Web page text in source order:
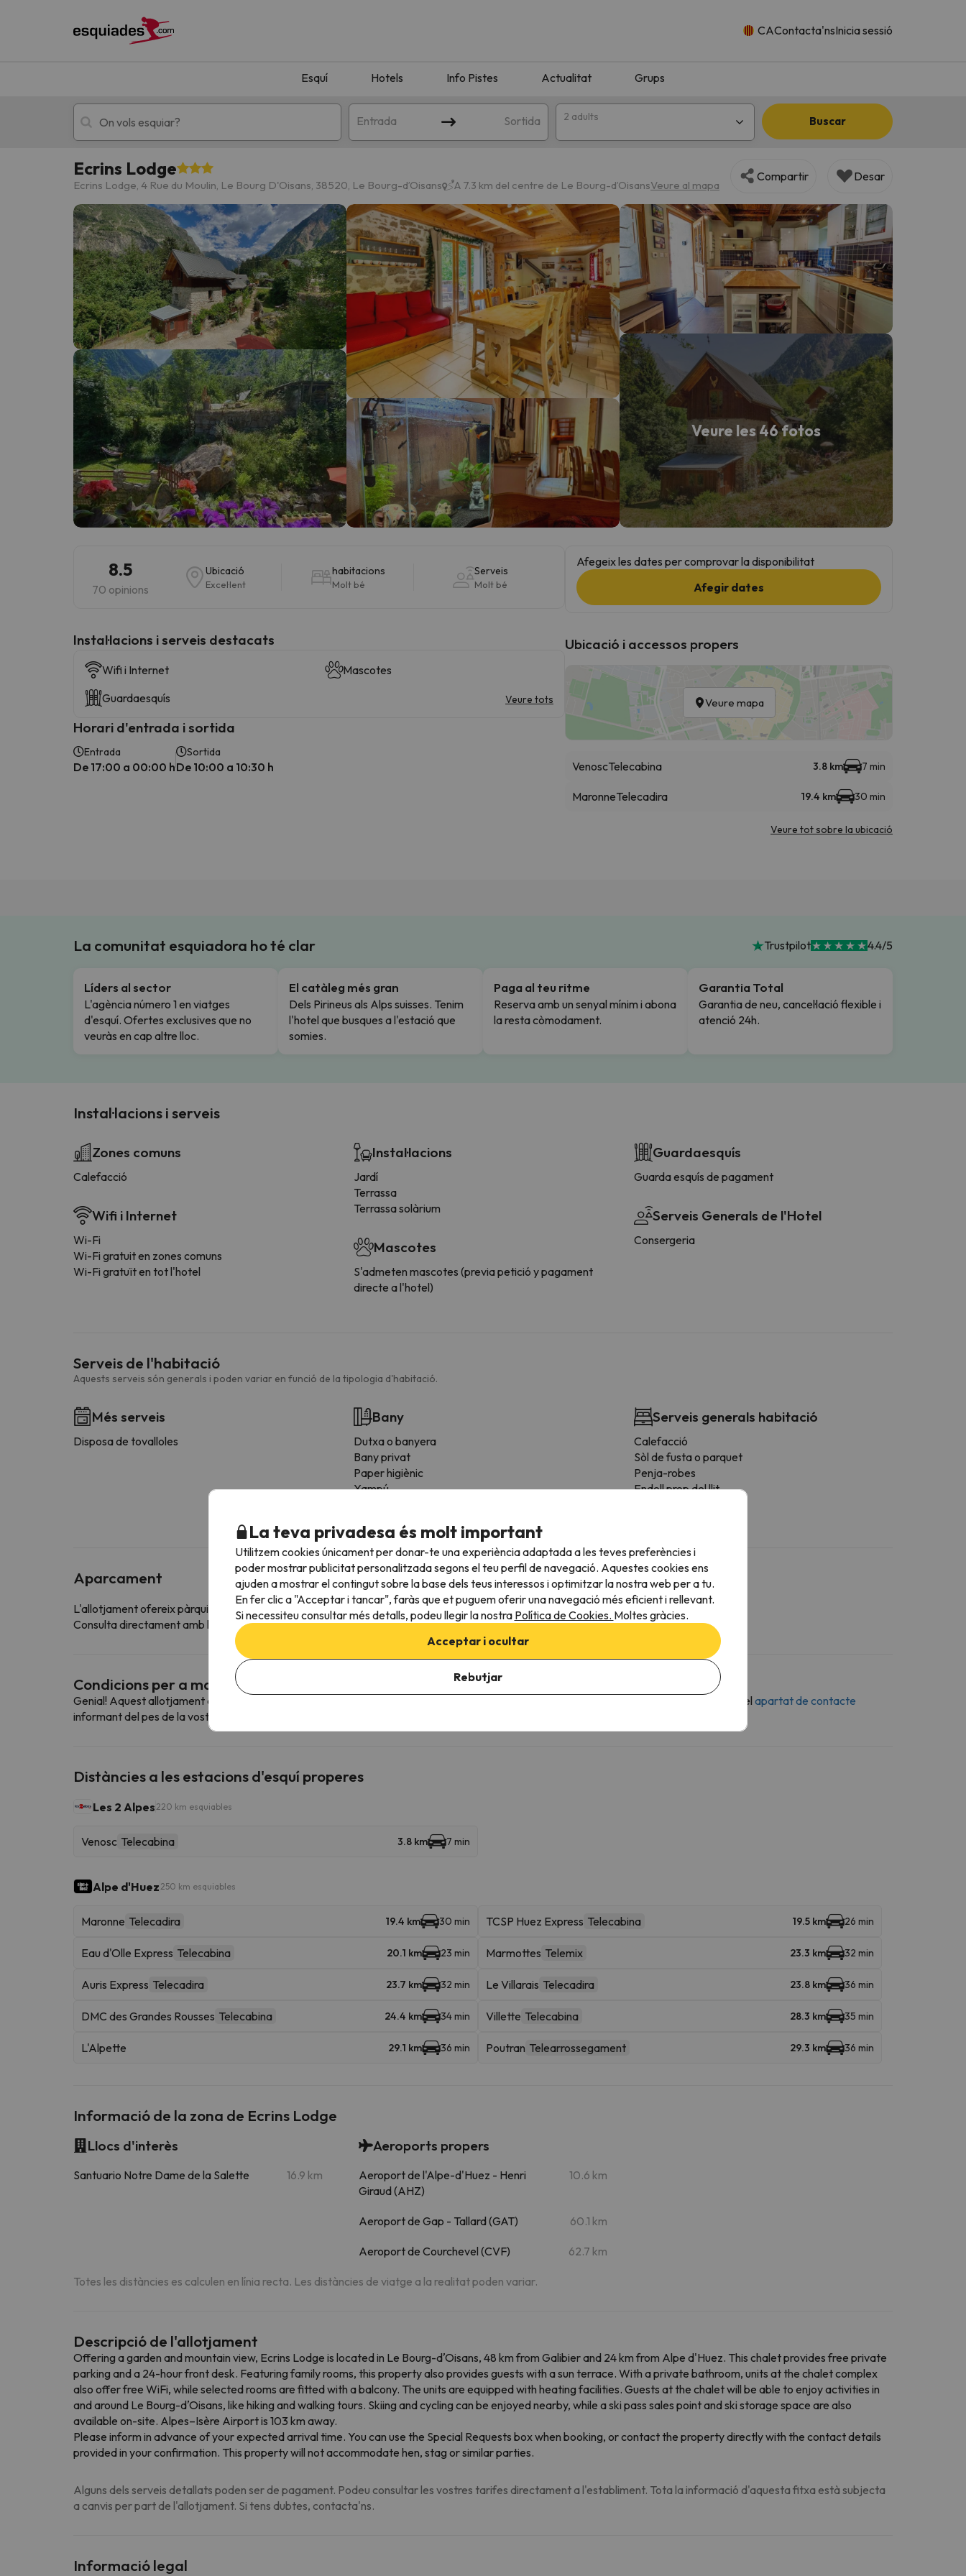
CAContacta'nsInicia sessió
Esquí Hotels Info Pistes Actualitat Grups
Entrada Sortida 2 adults Buscar
Esquí Escapades
!Vaja! No hem trobat resultats que coincideixin amb la teva cerca. Intenteu modificar la destinació.
Vaja! Sembla que el nostre cercador ha perdut el nord. Quan trobi la seva brúixola torna.
Ecrins Lodge
Ecrins Lodge, 4 Rue du Moulin, Le Bourg D'Oisans, 38520, Le Bourg-dʼOisans A 7.3 km del centre de Le Bourg-dʼOisansVeure al mapa
Compartir Desar
Veure les 46 fotos
8.5
70 opinions
Ubicació
Excel·lent
habitacions
Molt bé
Serveis
Molt bé
Instal·lacions i serveis destacats
Wifi i Internet
Mascotes
Guardaesquís
Veure tots
Horari d'entrada i sortida
Entrada
De 17:00 a 00:00 h
Sortida
De 10:00 a 10:30 h
Afegeix les dates per comprovar la disponibilitat
Afegir dates
Ubicació i accessos propers
Veure mapa
VenoscTelecabina 3.8 km 7 min
MaronneTelecadira 19.4 km 30 min
Veure tot sobre la ubicació
La comunitat esquiadora ho té clar Trustpilot 4.4/5
Líders al sector
L'agència número 1 en viatges
d'esquí. Ofertes exclusives que no
veuràs en cap altre lloc.
El catàleg més gran
Dels Pirineus als Alps suisses. Tenim
l'hotel que busques a l'estació que
somies.
Paga al teu ritme
Reserva amb un senyal mínim i abona
la resta còmodament.
Garantia Total
Garantia de neu, cancel·lació flexible i
atenció 24h.
Instal·lacions i serveis
Zones comuns
Calefacció
Wifi i Internet
Wi-Fi
Wi-Fi gratuit en zones comuns
Wi-Fi gratuït en tot l'hotel
Instal·lacions
Jardí
Terrassa
Terrassa solàrium
Mascotes
S'admeten mascotes (previa petició y pagament
directe a l'hotel)
Guardaesquís
Guarda esquís de pagament
Serveis Generals de l'Hotel
Consergeria
Serveis de l'habitació
Aquests serveis són generals i poden variar en funció de la tipologia d'habitació.
Més serveis
Disposa de tovalloles
Bany
Dutxa o banyera
Bany privat
Paper higiènic
Xampú
Serveis generals habitació
Calefacció
Sòl de fusta o parquet
Penja-robes
Endoll prop del llit
Aparcament
L'allotjament ofereix pàrquing gratuït
Consulta directament amb l´allotjament si ofereixen la possibilitat de reservar la plaça de pàrquing amb antelació.
Condicions per a mascotes
Genial! Aquest allotjament admet mascotes. Per consultar les vostres condicions és imprescindible que ens envieu un missatge a través del apartat de contacte
informant del pes de la vostra mascota.
Distàncies a les estacions d'esquí properes
Les 2 Alpes 220 km esquiables
Venosc Telecabina 3.8 km 7 min
Alpe d'Huez 250 km esquiables
Maronne Telecadira 19.4 km 30 min TCSP Huez Express Telecabina 19.5 km 26 min
Eau d'Olle Express Telecabina 20.1 km 23 min Marmottes Telemix 23.3 km 32 min
Auris Express Telecadira 23.7 km 32 min Le Villarais Telecadira 23.8 km 36 min
DMC des Grandes Rousses Telecabina 24.4 km 34 min Villette Telecabina 28.3 km 35 min
L'Alpette 29.1 km 36 min Poutran Telearrossegament 29.3 km 36 min
Informació de la zona de Ecrins Lodge
Llocs d'interès
Santuario Notre Dame de la Salette 16.9 km
Aeroports propers
Aeroport de l'Alpe-d'Huez - Henri
Giraud (AHZ)
10.6 km
Aeroport de Gap - Tallard (GAT) 60.1 km
Aeroport de Courchevel (CVF) 62.7 km
Totes les distàncies es calculen en línia recta. Les distàncies de viatge a la realitat poden variar.
Descripció de l'allotjament
Offering a garden and mountain view, Ecrins Lodge is located in Le Bourg-dʼOisans, 48 km from Galibier and 24 km from Alpe d'Huez. This chalet provides free private
parking and a 24-hour front desk. Featuring family rooms, this property also provides guests with a sun terrace. With a private bathroom, units at the chalet complex
also offer free WiFi, while selected rooms are fitted with a balcony. The units are equipped with heating facilities. Guests at the chalet will be able to enjoy activities in
and around Le Bourg-dʼOisans, like hiking and walking tours. Skiing and cycling can be enjoyed nearby, while a ski pass sales point and ski storage space are also
available on-site. Alpes–Isère Airport is 103 km away.
Please inform in advance of your expected arrival time. You can use the Special Requests box when booking, or contact the property directly with the contact details
provided in your confirmation. This property will not accommodate hen, stag or similar parties.
Alguns dels serveis detallats poden ser de pagament. Podeu consultar les vostres tarifes directament a l'establiment. Tota la informació d'aquesta fitxa està subjecta
a canvis per part de l'allotjament. Si tens dubtes, contacta'ns.
Informació legal
La teva privadesa és molt important
Utilitzem cookies únicament per donar-te una experiència adaptada a les teves preferències i
poder mostrar publicitat personalitzada segons el teu perfil de navegació. Aquestes cookies ens
ajuden a mostrar el contingut sobre la base dels teus interessos i optimitzar la nostra web per a tu.
En fer clic a "Acceptar i tancar", faràs que et puguem oferir una navegació més eficient i rellevant.
Si necessiteu consultar més detalls, podeu llegir la nostra Política de Cookies. Moltes gràcies.
Acceptar i ocultar
Rebutjar